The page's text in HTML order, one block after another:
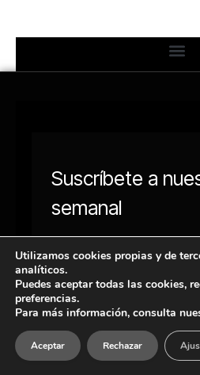
Utilizamos cookies propias y de
analíticos.
Puedes aceptar todas las cookies,
preferencias.
Para más información, consulta
Aceptar Rechazar